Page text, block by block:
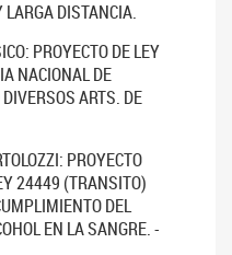
LARGA DISTANCIA.
PROYECTO DE LEY
NACIONAL DE
ARTS. DE
PROYECTO
24449 (TRANSITO)
DEL
EN LA SANGRE. -